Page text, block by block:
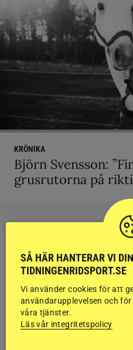
KRÖNIKA
Björn Svensson:
grusrutorna på
SÅ HÄR HANTERAR VI
TIDNINGENRIDSPORT.SE
Vi använder cookies för att
användarupplevelsen och
våra tjänster.
Läs vår integritetspolicy